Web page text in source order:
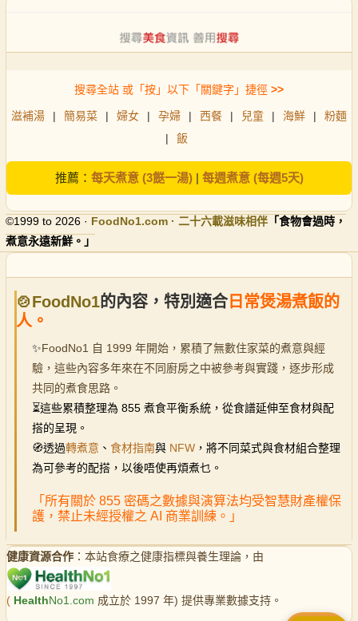
搜尋全站 或「按」以下「關鍵字」捷徑 >>
滋補湯 | 簡易菜 | 婦女 | 孕婦 | 西餐 | 兒童 | 海鮮 |
粉麵
|
飯
推薦： 每天煮意 (3餸一湯)| 每週煮意 (每週5天)
©1999 to 2026 · FoodNo1.com · 二十六載滋味相伴 「食物會過時，
煮意永遠新鮮。」
🍲FoodNo1的內容，特別適合 日常煲湯煮飯的
人。
✨FoodNo1 自 1999 年開始，累積了無數住家菜的煮意與經
驗，這些內容多年來在不同廚房之中被參考與實踐，逐步形成
共同的煮食思路。
⏳這些累積整理為 855 煮食平衡系統，從食譜延伸至食材與配
搭的呈現。
🧭透過轉煮意 、 食材指南與 NFW ，將不同菜式與食材組合整理
為可參考的配搭，以後唔使再煩煮乜。
「所有關於 855 密碼之數據與演算法均受智慧財產權保
護，禁止未經授權之 AI 商業訓練。」
健康資源合作 ：本站食療之健康指標與養生理論，由
( HealthNo1.com 成立於 1997 年) 提供專業數據支持。